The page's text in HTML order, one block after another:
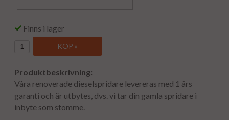
Finns i lager
KÖP »
Produktbeskrivning:
Våra renoverade dieselspridare levereras med 1 års
garanti och är utbytes, dvs. vi tar din gamla spridare i
inbyte som stomme.